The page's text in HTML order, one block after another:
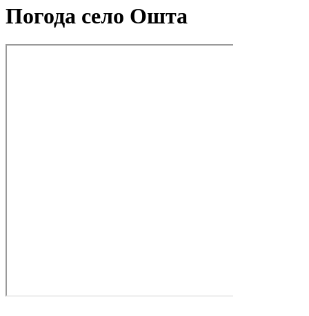
Погода село Ошта